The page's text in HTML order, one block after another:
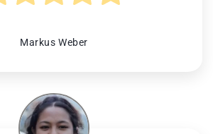
Markus Weber